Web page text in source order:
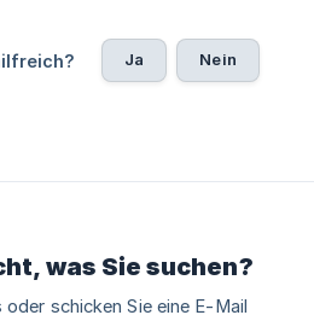
Ja Nein
was Sie suchen?
schicken Sie eine E-Mail